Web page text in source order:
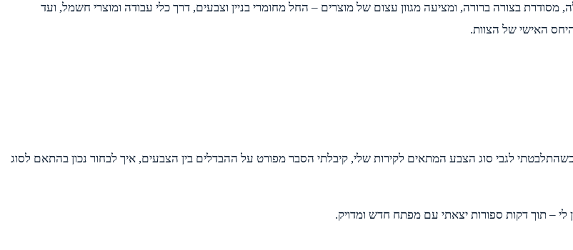
בצורה ברורה, ומציעה מגוון עצום של מוצרים – החל מחומרי בניין וצבעים, דרך כלי עבודה ומוצרי חשמל, ועד
האישי של הצוות.
לגבי סוג הצבע המתאים לקירות שלי, קיבלתי הסבר מפורט על ההבדלים בין הצבעים, איך לבחור נכון בהתאם לסוג
– תוך דקות ספורות יצאתי עם מפתח חדש ומדויק.